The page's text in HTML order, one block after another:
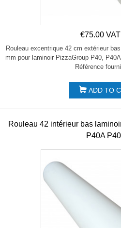
€75.00
Rouleau excentrique 42 cm extérieur
mm pour laminoir PizzaGroup P40,
Référence
ADD TO
Rouleau 42 intérieur bas
P40A